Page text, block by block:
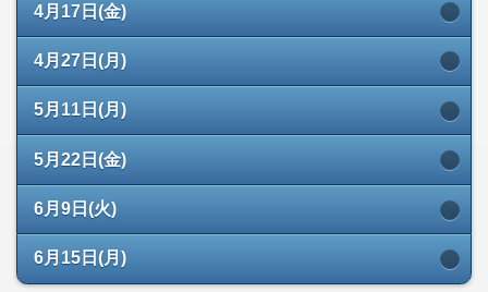
4月17日(金)
4月27日(月)
5月11日(月)
5月22日(金)
6月9日(火)
6月15日(月)